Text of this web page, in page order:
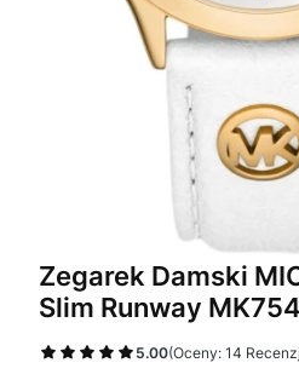
Zegarek Damski
Slim Runway
5.00(Oceny: 14